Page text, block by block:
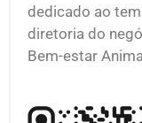
dedicado ao
diretoria do
Bem-estar